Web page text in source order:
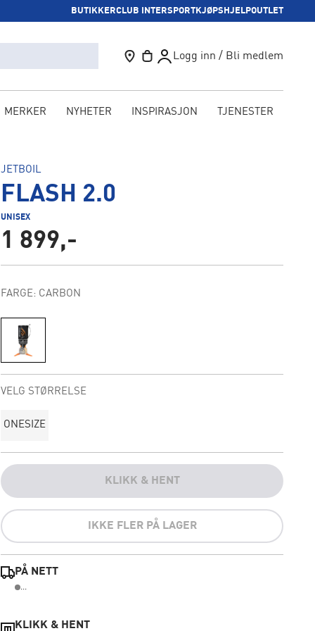
BUTIKKERCLUB INTERSPORTKJØPSHJELPOUTLET
Logg inn / Bli medlem
MERKER NYHETER INSPIRASJON TJENESTER
JETBOIL
FLASH 2.0
UNISEX
1 899,-
FARGE: CARBON
VELG STØRRELSE
ONESIZE
KLIKK & HENT
IKKE FLER PÅ LAGER
PÅ NETT
...
KLIKK & HENT